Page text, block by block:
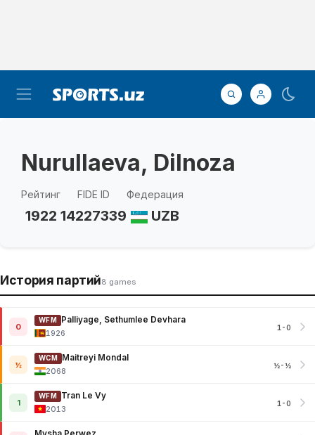
Nurullaeva, Dilnoza
Рейтинг
1922
FIDE ID
14227339
Федерация
UZB
История партий8 games
0
WFM
Palliyage, Sethumlee Devhara
1926
1-0
½
WCM
Maitreyi Mondal
2068
½-½
1
WFM
Tran Le Vy
2013
1-0